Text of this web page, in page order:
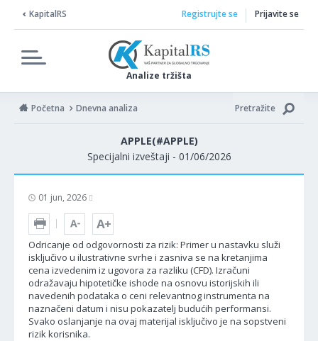
KapitalRS
Analize tržišta
Registrujte se Prijavite se
Početna Dnevna analiza Pretražite
APPLE(#APPLE)
Specijalni izveštaji - 01/06/2026
01 jun, 2026
Odricanje od odgovornosti za rizik: Primer u nastavku služi
isključivo u ilustrativne svrhe i zasniva se na kretanjima
cena izvedenim iz ugovora za razliku (CFD). Izračuni
odražavaju hipotetičke ishode na osnovu istorijskih ili
navedenih podataka o ceni relevantnog instrumenta na
naznačeni datum i nisu pokazatelj budućih performansi.
Svako oslanjanje na ovaj materijal isključivo je na sopstveni
rizik korisnika.